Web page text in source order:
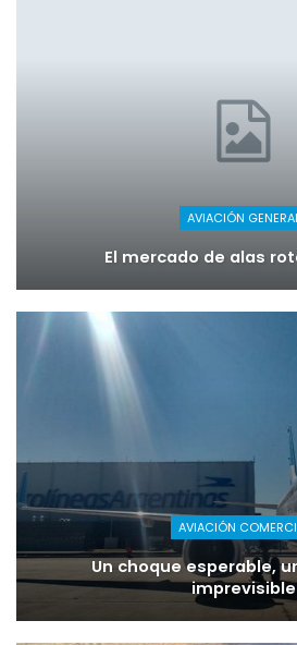
AVIACIÓN
El mercado de alas
AVIACIÓN
Un choque esperable,
imprevisible